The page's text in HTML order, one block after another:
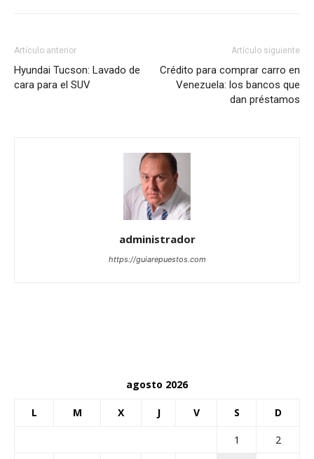
Artículo anterior
Hyundai Tucson: Lavado de
cara para el SUV
Artículo siguiente
Crédito para comprar carro en
Venezuela: los bancos que
dan préstamos
administrador
https://guiarepuestos.com
agosto 2026
L M X J V S D
1
2